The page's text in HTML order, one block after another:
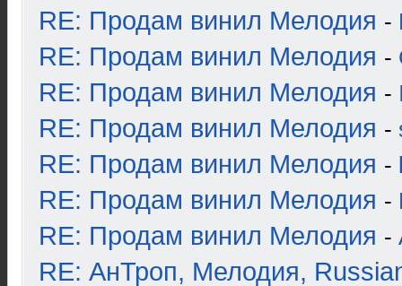
RE: Продам винил Мелодия -
RE: Продам винил Мелодия -
RE: Продам винил Мелодия -
RE: Продам винил Мелодия -
RE: Продам винил Мелодия -
RE: Продам винил Мелодия -
RE: Продам винил Мелодия -
RE: АнТроп, Мелодия,